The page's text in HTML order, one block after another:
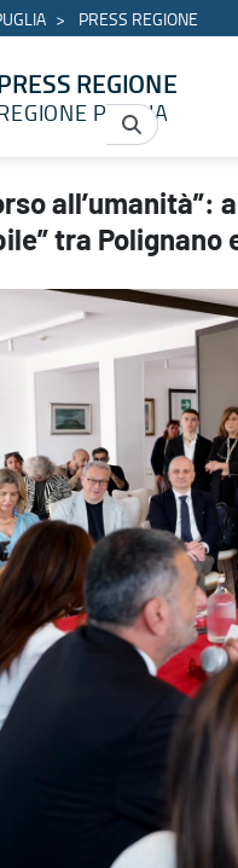
PRESS REGIONE
REGIONE
PUGLIA
la venticinquesima
all’umanità”:
tra Polignano